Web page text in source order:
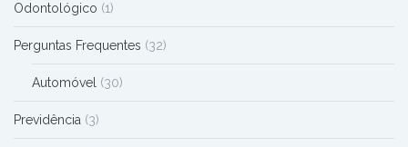
Odontológico (1)
Perguntas Frequentes (32)
Automóvel (30)
Previdência (3)